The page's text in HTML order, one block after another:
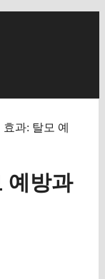
과: 탈모 예
예방과